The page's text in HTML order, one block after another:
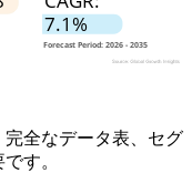
完全なデータ表、セグ
す。